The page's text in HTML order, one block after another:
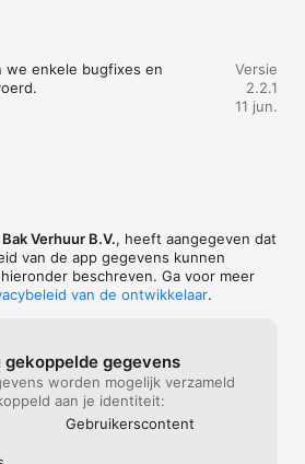
we enkele bugfixes en
Versie
2.2.1
11 jun.
Bak Verhuur B.V., heeft aangegeven dat
van de app gegevens kunnen
beschreven. Ga voor meer
van de ontwikkelaar.
gekoppelde gegevens
worden mogelijk verzameld
aan je identiteit:
Gebruikers­content